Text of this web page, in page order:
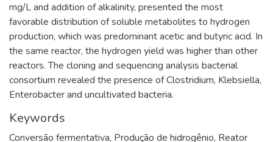
mg/L and addition of alkalinity, presented the most
favorable distribution of soluble metabolites to hydrogen
production, which was predominant acetic and butyric acid. In
the same reactor, the hydrogen yield was higher than other
reactors. The cloning and sequencing analysis bacterial
consortium revealed the presence of Clostridium, Klebsiella,
Enterobacter and uncultivated bacteria.
Keywords
Conversão fermentativa, Produção de hidrogênio, Reator